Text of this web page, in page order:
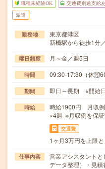
職種未経験OK 交通費別途支給
派遣
勤務地
東京都港区
新橋駅から徒歩1分
曜日頻度 月～金／週5日
時間 09:30-17:30（休憩
期間 即日～長期 ※開始
時給
時給1900円 月収例
×4週 ※月収例を保証
交通費
1ヶ月3万円を上限
仕事内容
営業アシスタントと
データ整理）・見